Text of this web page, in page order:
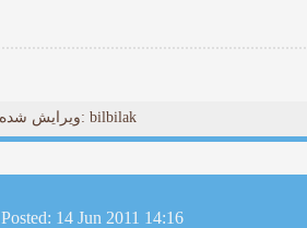
ویرایش شده توسط: bilbilak
Posted: 14 Jun 2011 14:16